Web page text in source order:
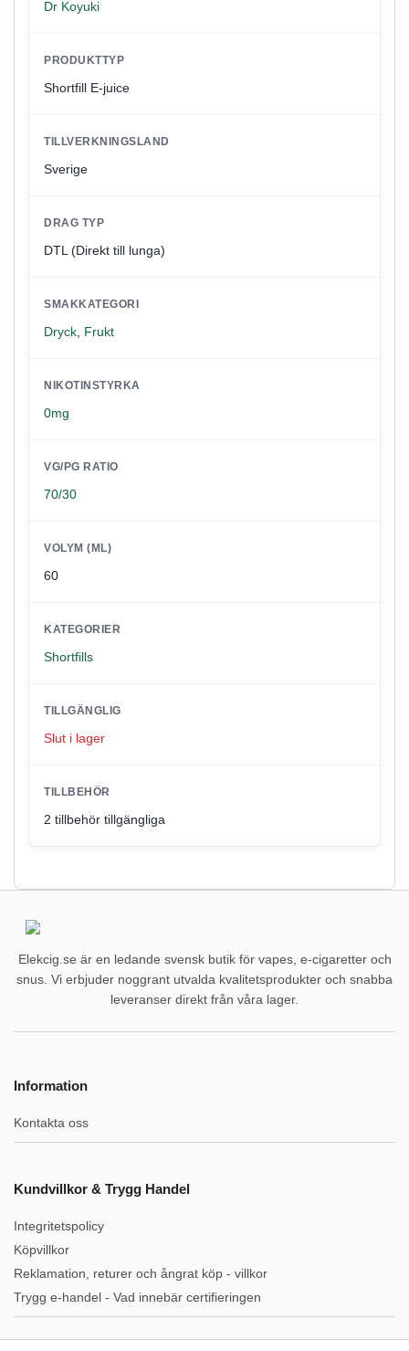
Dr Koyuki
PRODUKTTYP
Shortfill E-juice
TILLVERKNINGSLAND
Sverige
DRAG TYP
DTL (Direkt till lunga)
SMAKKATEGORI
Dryck Frukt
NIKOTINSTYRKA
0mg
VG/PG RATIO
70/30
VOLYM (ML)
60
KATEGORIER
Shortfills
TILLGÄNGLIG
Slut i lager
TILLBEHÖR
2 tillbehör tillgängliga
Elekcig.se är en ledande svensk butik för vapes, e-cigaretter och
snus. Vi erbjuder noggrant utvalda kvalitetsprodukter och snabba
leveranser direkt från våra lager.
Information
Kontakta oss
Kundvillkor & Trygg Handel
Integritetspolicy
Köpvillkor
Reklamation, returer och ångrat köp - villkor
Trygg e-handel - Vad innebär certifieringen